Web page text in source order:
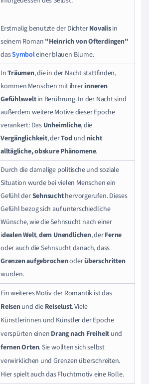
Erstmalig benutzte der DichterNovalisin
seinem Roman "Heinrich von Ofterdingen"
dasSymboleiner blauen Blume.
InTräumen, die in der Nacht stattfinden,
kommen Menschen mit ihrerinneren
Gefühlsweltin Berührung. In der Nacht sind
außerdem weitere Motive dieser Epoche
verankert: Das Unheimliche, die
Vergänglichkeit, derTod und nicht
alltägliche, obskure Phänomene.
Durch die damalige politische und soziale
Situation wurde bei vielen Menschen ein
Gefühl derSehnsuchthervorgerufen. Dieses
Gefühl bezog sich auf unterschiedliche
Wünsche, wie die Sehnsucht nach einer
idealen Welt,dem Unendlichen, derFerne
oder auch die Sehnsucht danach, dass
Grenzen aufgebrochenoderüberschritten
wurden.
Ein weiteres Motiv der Romantik ist das
Reisenund die Reiselust. Viele
Künstlerinnen und Künstler der Epoche
verspürten einen Drang nach Freiheit und
fernen Orten. Sie wollten sich selbst
verwirklichen und Grenzen überschreiten.
Hier spielt auch das Fluchtmotiv eine Rolle.